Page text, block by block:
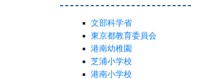
文部科学省
東京都教育委員会
港南幼稚園
芝浦小学校
港南小学校